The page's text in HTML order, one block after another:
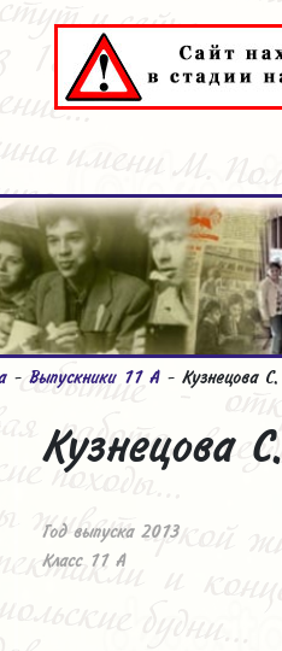
- Выпускники 11 А - Кузнецова С.
Кузнецова С.
Год выпуска 2013
Класс 11 А